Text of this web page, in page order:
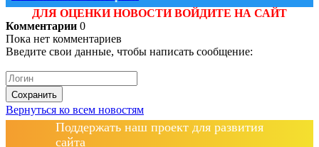
ДЛЯ ОЦЕНКИ НОВОСТИ ВОЙДИТЕ НА САЙТ
Комментарии 0
Пока нет комментариев
Введите свои данные, чтобы написать сообщение:
Сохранить
Вернуться ко всем новостям
Поддержать наш проект для развития
сайта